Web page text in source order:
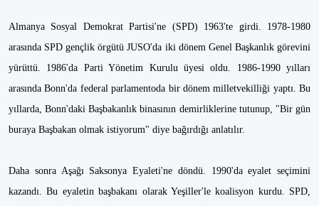
Almanya Sosyal Demokrat Partisi'ne (SPD) 1963'te girdi. 1978-1980
arasında SPD gençlik örgütü JUSO'da iki dönem Genel Başkanlık görevini
yürüttü. 1986'da Parti Yönetim Kurulu üyesi oldu. 1986-1990 yılları
arasında Bonn'da federal parlamentoda bir dönem milletvekilliği yaptı. Bu
yıllarda, Bonn'daki Başbakanlık binasının demirliklerine tutunup, "Bir gün
buraya Başbakan olmak istiyorum" diye bağırdığı anlatılır.
Daha sonra Aşağı Saksonya Eyaleti'ne döndü. 1990'da eyalet seçimini
kazandı. Bu eyaletin başbakanı olarak Yeşiller'le koalisyon kurdu. SPD,